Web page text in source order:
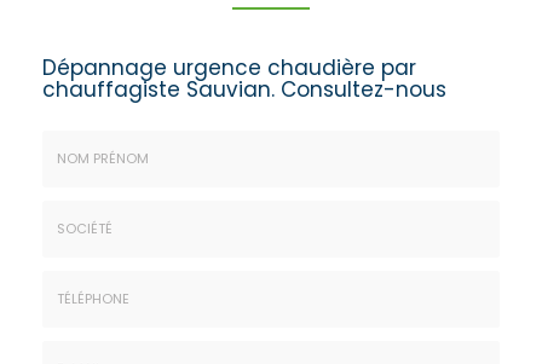
Dépannage urgence chaudière par
chauffagiste Sauvian. Consultez-nous